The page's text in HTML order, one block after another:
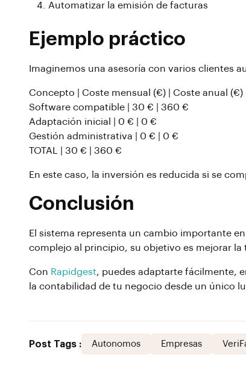
Automatizar la emisión de facturas
Ejemplo práctico
Imaginemos una asesoría con varios clientes
Concepto | Coste mensual (€) | Coste anual (€)
Software compatible | 30 € | 360 €
Adaptación inicial | 0 € | 0 €
Gestión administrativa | 0 € | 0 €
TOTAL | 30 € | 360 €
En este caso, la inversión es reducida si se
Conclusión
El sistema representa un cambio importante
complejo al principio, su objetivo es mejorar la
Con Rapidgest, puedes adaptarte fácilmente,
la contabilidad de tu negocio desde un único
Post Tags : Autonomos Empresas